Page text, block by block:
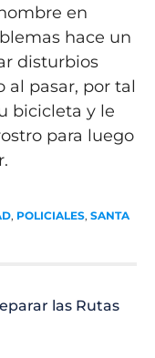
en
hace un
disturbios
al pasar, por tal
bicicleta y le
para luego
, POLICIALES, SANTA
las Rutas